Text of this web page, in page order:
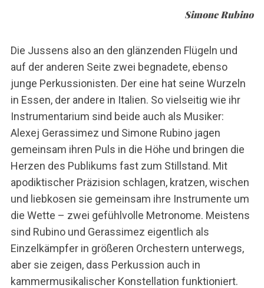
Simone Rubino
Die Jussens also an den glänzenden Flügeln und
auf der anderen Seite zwei begnadete, ebenso
junge Perkussionisten. Der eine hat seine Wurzeln
in Essen, der andere in Italien. So vielseitig wie ihr
Instrumentarium sind beide auch als Musiker:
Alexej Gerassimez und Simone Rubino jagen
gemeinsam ihren Puls in die Höhe und bringen die
Herzen des Publikums fast zum Stillstand. Mit
apodiktischer Präzision schlagen, kratzen, wischen
und liebkosen sie gemeinsam ihre Instrumente um
die Wette – zwei gefühlvolle Metronome. Meistens
sind Rubino und Gerassimez eigentlich als
Einzelkämpfer in größeren Orchestern unterwegs,
aber sie zeigen, dass Perkussion auch in
kammermusikalischer Konstellation funktioniert.